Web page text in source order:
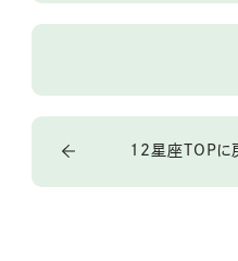
12星座TOPに